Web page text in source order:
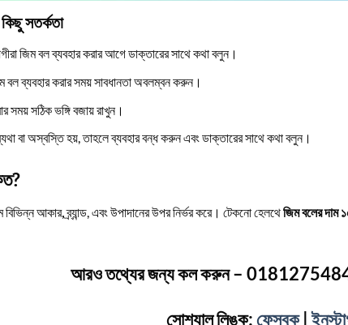
সতর্কতা
জিম বল ব্যবহার করার আগে ডাক্তারের সাথে কথা বলুন।
বল ব্যবহার করার সময় সাবধানতা অবলম্বন করুন।
সময় সঠিক ভঙ্গি বজায় রাখুন।
বা অস্বস্তি হয়, তাহলে ব্যবহার বন্ধ করুন এবং ডাক্তারের সাথে কথা বলুন।
বিভিন্ন আকার, ব্র্যান্ড, এবং উপাদানের উপর নির্ভর করে। টেকনো হেলথেজিম বলের দাম
আরও তথ্যের জন্য কল করুন – 01812754847
সোশ্যাল লিঙ্ক:ফেসবুক|